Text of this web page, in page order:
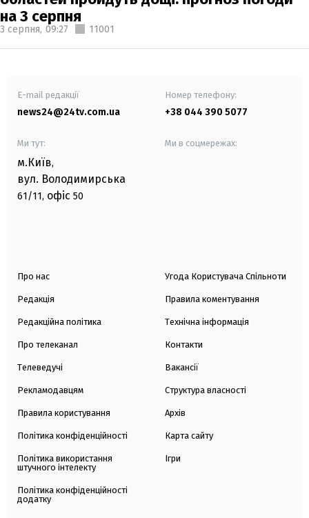
на 3 серпня
3 серпня, 09:27 11001
E-mail редакції
news24@24tv.com.ua
Номер телефону:
+38 044 390 5077
Ми тут:
м.Київ,
вул. Володимирська
61/11, офіс 50
Ми в соцмережах:
Про нас
Редакція
Редакційна політика
Про телеканал
Телеведучі
Рекламодавцям
Правила користування
Політика конфіденційності
Політика використання
штучного інтелекту
Політика конфіденційності
додатку
Угода Користувача Спільноти
Правила коментування
Технічна інформація
Контакти
Вакансії
Структура власності
Архів
Карта сайту
Ігри